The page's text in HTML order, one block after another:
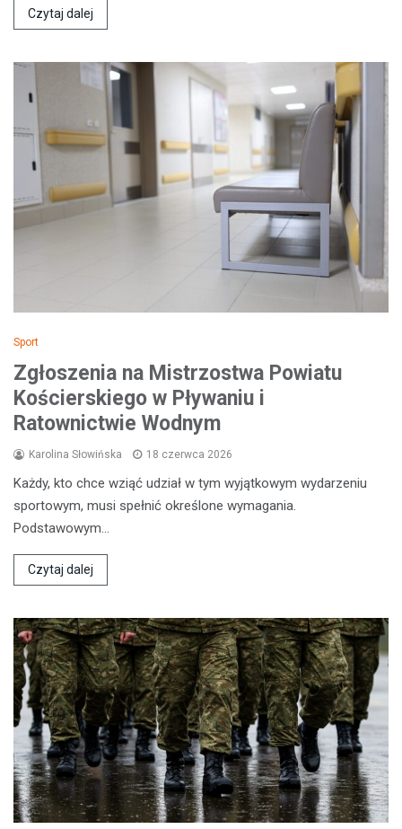
Czytaj dalej
Sport
Zgłoszenia na Mistrzostwa Powiatu
Kościerskiego w Pływaniu i
Ratownictwie Wodnym
Karolina Słowińska 18 czerwca 2026
Każdy, kto chce wziąć udział w tym wyjątkowym wydarzeniu
sportowym, musi spełnić określone wymagania.
Podstawowym…
Czytaj dalej